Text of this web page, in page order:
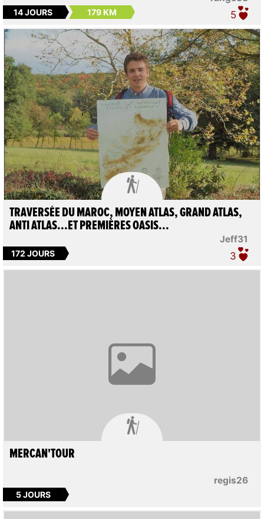
14 JOURS 179 KM 5

Jeff31
TRAVERSÉE DU MAROC, MOYEN ATLAS, GRAND ATLAS,
ANTI ATLAS...ET PREMIÈRES OASIS...
172 JOURS 3

regis26
MERCAN'TOUR
5 JOURS